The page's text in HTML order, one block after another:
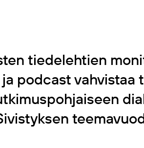
tiedelehtien
podcast